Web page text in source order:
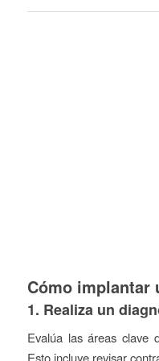
Cómo implantar
1. Realiza un
Evalúa las áreas clave
Esto incluye revisar